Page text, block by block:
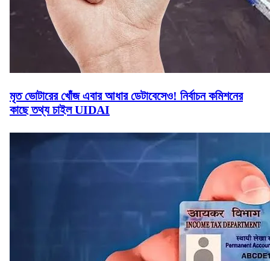
মৃত ভোটারের খোঁজ এবার আধার ডেটাবেসেও! নির্বাচন কমিশনের
কাছে তথ্য চাইল UIDAI